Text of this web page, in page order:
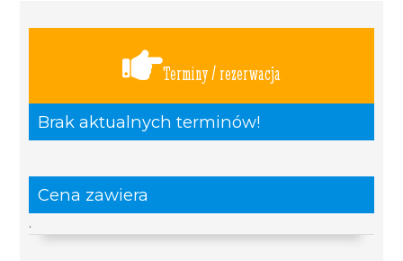
Terminy / rezerwacja
Brak aktualnych terminów!
Cena zawiera
.